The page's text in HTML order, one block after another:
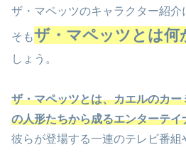
ザ・マペッツのキャラクター紹介
そもザ・マペッツとは何
しょう。
ザ・マペッツとは、カエルのカ
の人形たちから成るエンターテイ
彼らが登場する一連のテレビ番組